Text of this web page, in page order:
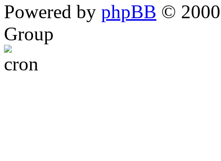
Powered by phpBB ©
Group